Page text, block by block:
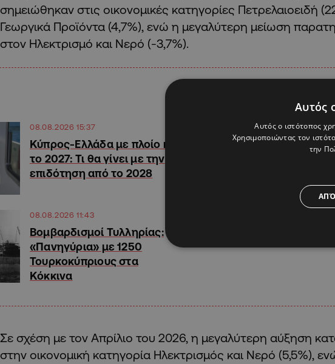
σημειώθηκαν στις οικονομικές κατηγορίες Πετρελαιοειδή
Γεωργικά Προϊόντα (4,7%), ενώ η μεγαλύτερη μείωση
στον Ηλεκτρισμό και Νερό (-3,7%).
08.08.2026 15:37
Κύπρος-Ελλάδα με πλοίο και
το 2027: Τι θα γίνει με την
επιδότηση από το 2028
08.08.2026 11:43
Βομβαρδισμοί Τυλληρίας:
«Πανηγύρια» με 1250
Τουρκοκύπριους στα
Κόκκινα
Σε σχέση με τον Απρίλιο του 2026, η μεγαλύτερη αύξηση
στην οικονομική κατηγορία Ηλεκτρισμός και Νερό (5,5%),
Αυτός
Αυτός ο ιστότοπος
Χρησιμοποιώντας τον
την